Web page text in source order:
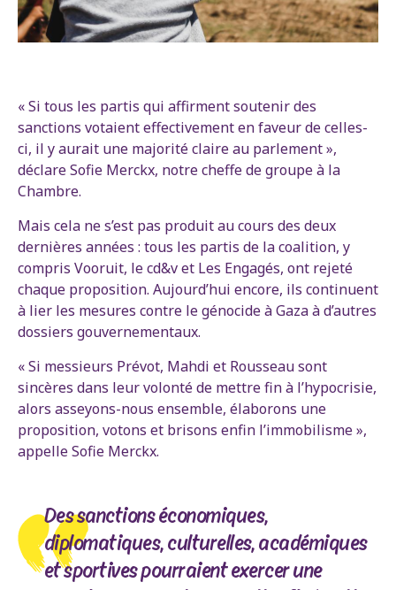
« Si tous les partis qui affirment soutenir des
sanctions votaient effectivement en faveur de celles-
ci, il y aurait une majorité claire au parlement »,
déclare Sofie Merckx, notre cheffe de groupe à la
Chambre.
Mais cela ne s’est pas produit au cours des deux
dernières années : tous les partis de la coalition, y
compris Vooruit, le cd&v et Les Engagés, ont rejeté
chaque proposition. Aujourd’hui encore, ils continuent
à lier les mesures contre le génocide à Gaza à d’autres
dossiers gouvernementaux.
« Si messieurs Prévot, Mahdi et Rousseau sont
sincères dans leur volonté de mettre fin à l’hypocrisie,
alors asseyons-nous ensemble, élaborons une
proposition, votons et brisons enfin l’immobilisme »,
appelle Sofie Merckx.
Des sanctions économiques,
diplomatiques, culturelles, académiques
et sportives pourraient exercer une